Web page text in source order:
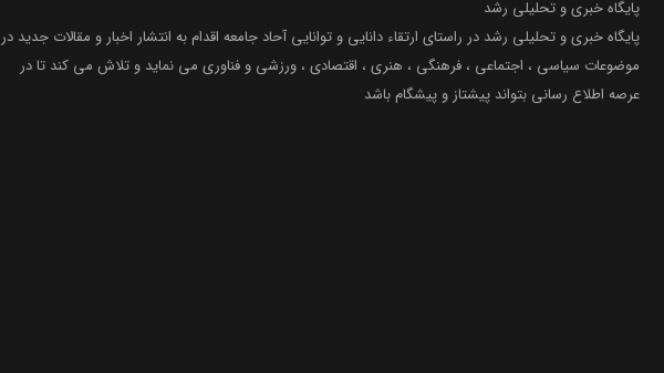
پایگاه خبری و تحلیلی رشد
پایگاه خبری و تحلیلی رشد در راستای ارتقاء دانایی و توانایی آحاد جامعه اقدام به انتشار اخبار و مقالات جدید در
موضوعات سیاسی ، اجتماعی ، فرهنگی ، هنری ، اقتصادی ، ورزشی و فناوری می نماید و تلاش می کند تا در
عرصه اطلاع رسانی بتواند پیشتاز و پیشگام باشد